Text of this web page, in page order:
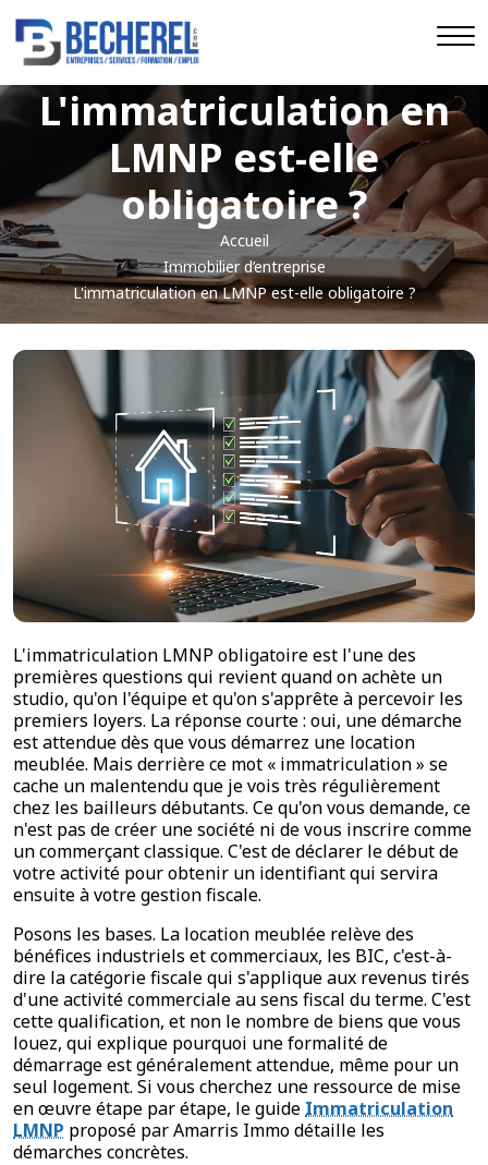
L'immatriculation en
LMNP est-elle
obligatoire ?
Accueil
Immobilier d’entreprise
L'immatriculation en LMNP est-elle obligatoire ?
L'immatriculation LMNP obligatoire est l'une des
premières questions qui revient quand on achète un
studio, qu'on l'équipe et qu'on s'apprête à percevoir les
premiers loyers. La réponse courte : oui, une démarche
est attendue dès que vous démarrez une location
meublée. Mais derrière ce mot « immatriculation » se
cache un malentendu que je vois très régulièrement
chez les bailleurs débutants. Ce qu'on vous demande, ce
n'est pas de créer une société ni de vous inscrire comme
un commerçant classique. C'est de déclarer le début de
votre activité pour obtenir un identifiant qui servira
ensuite à votre gestion fiscale.
Posons les bases. La location meublée relève des
bénéfices industriels et commerciaux, les BIC, c'est-à-
dire la catégorie fiscale qui s'applique aux revenus tirés
d'une activité commerciale au sens fiscal du terme. C'est
cette qualification, et non le nombre de biens que vous
louez, qui explique pourquoi une formalité de
démarrage est généralement attendue, même pour un
seul logement. Si vous cherchez une ressource de mise
en œuvre étape par étape, le guide Immatriculation
LMNP proposé par Amarris Immo détaille les
démarches concrètes.